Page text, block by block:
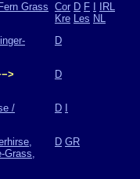
Grass
Cor D F
IRL
Kre Les NL
D
D
/
D
Grass,
D GR